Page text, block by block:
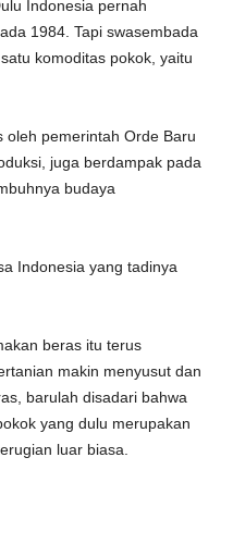
Indonesia pernah
1984. Tapi swasembada
komoditas pokok, yaitu
oleh pemerintah Orde Baru
juga berdampak pada
budaya
Indonesia yang tadinya
beras itu terus
makin menyusut dan
barulah disadari bahwa
yang dulu merupakan
luar biasa.